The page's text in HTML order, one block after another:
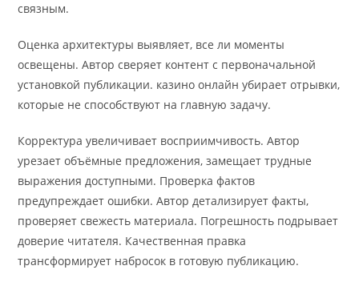
связным.
Оценка архитектуры выявляет, все ли моменты
освещены. Автор сверяет контент с первоначальной
установкой публикации. казино онлайн убирает отрывки,
которые не способствуют на главную задачу.
Корректура увеличивает восприимчивость. Автор
урезает объёмные предложения, замещает трудные
выражения доступными. Проверка фактов
предупреждает ошибки. Автор детализирует факты,
проверяет свежесть материала. Погрешность подрывает
доверие читателя. Качественная правка
трансформирует набросок в готовую публикацию.